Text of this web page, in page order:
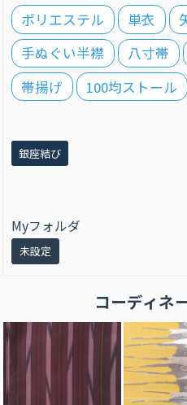
ポリエステル 単衣
手ぬぐい半襟
八寸帯
帯揚げ
100均ストール
銀座結び
Myフォルダ
未設定
コーディネ